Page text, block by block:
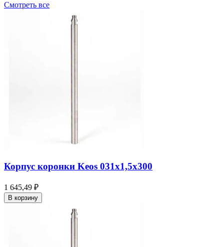
Смотреть все
Корпус коронки Keos 031x1,5x300
1 645,49 ₽
В корзину